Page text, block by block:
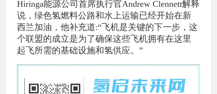
Hiringa能源公司首席执行官Andrew Clennett解释
说，绿色氢燃料公路和水上运输已经开始在新
西兰加油，他补充道:“飞机是关键的下一步，这
个联盟的成立是为了确保这些飞机拥有在这里
起飞所需的基础设施和氢供应。”